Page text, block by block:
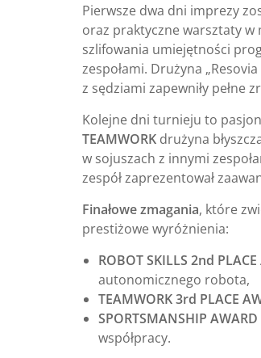
Pierwsze dwa dni imprezy
oraz praktyczne warsztaty w
szlifowania umiejętności
zespołami. Drużyna
z sędziami zapewniły pełne
Kolejne dni turnieju to
TEAMWORK drużyna
w sojuszach z innymi
zespół zaprezentował
Finałowe zmagania, które
prestiżowe wyróżnienia:
ROBOT SKILLS 2nd
autonomicznego robota,
TEAMWORK 3rd PLACE
SPORTSMANSHIP AWARD
współpracy.